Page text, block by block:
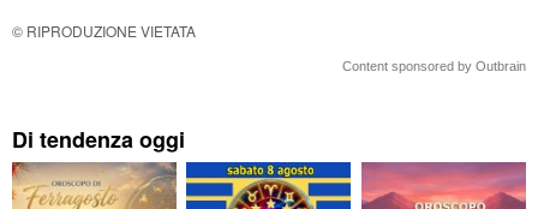
© RIPRODUZIONE VIETATA
Content sponsored by Outbrain
Di tendenza oggi